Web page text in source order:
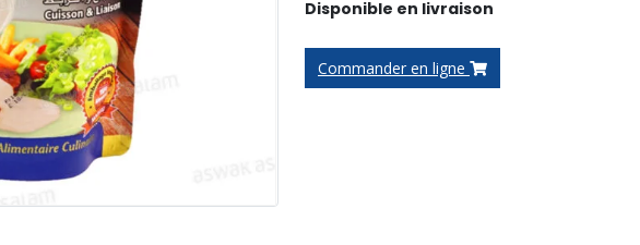
Disponible en livraison
Commander en ligne